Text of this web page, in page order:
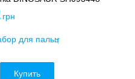
грн
Купить